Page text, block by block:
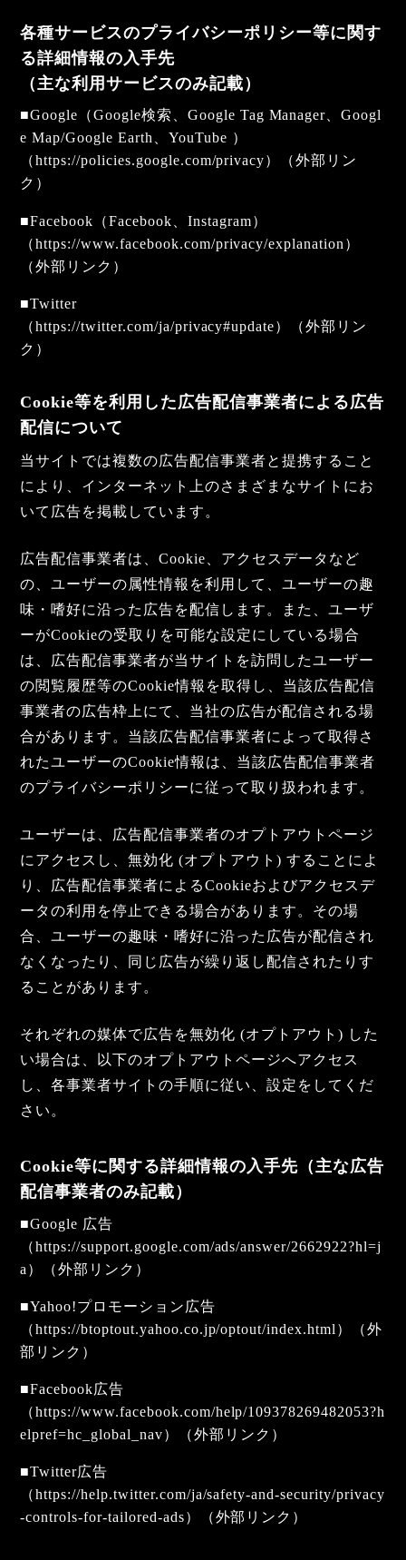
各種サービスのプライバシーポリシー等に関す
る詳細情報の入手先
（主な利用サービスのみ記載）
■Google（Google検索、Google Tag Manager、Googl
e Map/Google Earth、YouTube ）
（https://policies.google.com/privacy）（外部リン
ク）
■Facebook（Facebook、Instagram）
（https://www.facebook.com/privacy/explanation ）
（外部リンク）
■Twitter
（https://twitter.com/ja/privacy#update）（外部リン
ク）
Cookie等を利用した広告配信事業者による広告
配信について
当サイトでは複数の広告配信事業者と提携すること
により、インターネット上のさまざまなサイトにお
いて広告を掲載しています。
広告配信事業者は、Cookie、アクセスデータなど
の、ユーザーの属性情報を利用して、ユーザーの趣
味・嗜好に沿った広告を配信します。また、ユーザ
ーがCookieの受取りを可能な設定にしている場合
は、広告配信事業者が当サイトを訪問したユーザー
の閲覧履歴等のCookie情報を取得し、当該広告配信
事業者の広告枠上にて、当社の広告が配信される場
合があります。当該広告配信事業者によって取得さ
れたユーザーのCookie情報は、当該広告配信事業者
のプライバシーポリシーに従って取り扱われます。
ユーザーは、広告配信事業者のオプトアウトページ
にアクセスし、無効化 (オプトアウト) することによ
り、広告配信事業者によるCookieおよびアクセスデ
ータの利用を停止できる場合があります。その場
合、ユーザーの趣味・嗜好に沿った広告が配信され
なくなったり、同じ広告が繰り返し配信されたりす
ることがあります。
それぞれの媒体で広告を無効化 (オプトアウト) した
い場合は、以下のオプトアウトページへアクセス
し、各事業者サイトの手順に従い、設定をしてくだ
さい。
Cookie等に関する詳細情報の入手先（主な広告
配信事業者のみ記載）
■Google 広告
（https://support.google.com/ads/answer/2662922?hl=j
a ）（外部リンク）
■Yahoo!プロモーション広告
（https://btoptout.yahoo.co.jp/optout/index.html ）（外
部リンク）
■Facebook広告
（https://www.facebook.com/help/109378269482053?h
elpref=hc_global_nav）（外部リンク）
■Twitter広告
（https://help.twitter.com/ja/safety-and-security/privacy
-controls-for-tailored-ads）（外部リンク）